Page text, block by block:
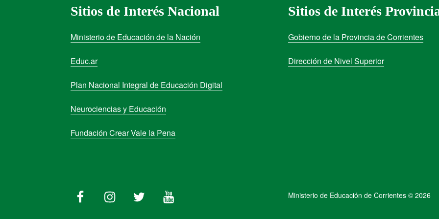
Sitios de Interés Nacional
Ministerio de Educación de la Nación
Educ.ar
Plan Nacional Integral de Educación Digital
Neurociencias y Educación
Fundación Crear Vale la Pena
Sitios de Interés
Gobierno de la Provincia de Corrientes
Dirección de Nivel Superior
Ministerio de Educación de Corrientes © 2026